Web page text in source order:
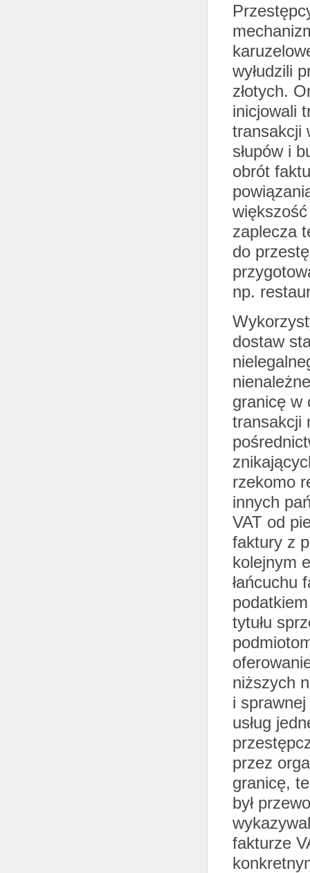
wyłudzili
złotych.
inicjowali
transakcji
słupów i
obrót
zaplecza
do
np.
dostaw
granicę w
transakcji
rzekomo
innych
VAT od
faktury z
kolejnym
łańcuchu
tytułu
niższych
i
usług
przez
granicę,
był
fakturze